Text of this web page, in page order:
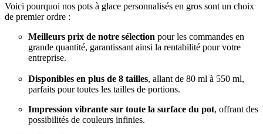
Voici pourquoi nos pots à glace personnalisés en gros sont un choix
de premier ordre :
Meilleurs prix de notre sélection pour les commandes en
grande quantité, garantissant ainsi la rentabilité pour votre
entreprise.
Disponibles en plus de 8 tailles, allant de 80 ml à 550 ml,
parfaits pour toutes les tailles de portions.
Impression vibrante sur toute la surface du pot, offrant des
possibilités de couleurs infinies.